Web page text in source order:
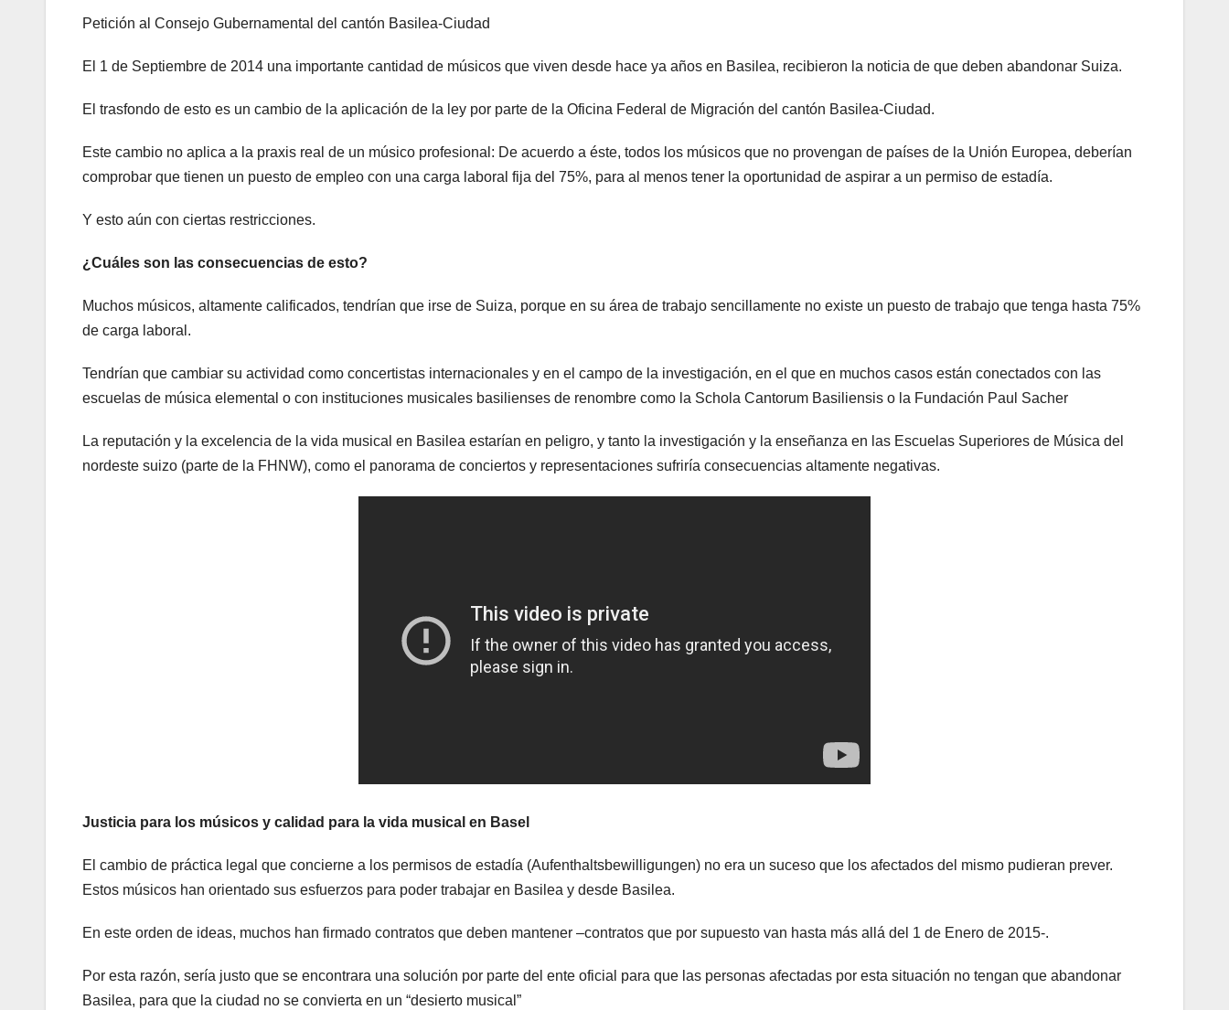
Petición al Consejo Gubernamental del cantón Basilea-Ciudad
El 1 de Septiembre de 2014 una importante cantidad de músicos que viven desde hace ya años en Basilea, recibieron la noticia de que deben abandonar Suiza.
El trasfondo de esto es un cambio de la aplicación de la ley por parte de la Oficina Federal de Migración del cantón Basilea-Ciudad.
Este cambio no aplica a la praxis real de un músico profesional: De acuerdo a éste, todos los músicos que no provengan de países de la Unión Europea, deberían
comprobar que tienen un puesto de empleo con una carga laboral fija del 75%, para al menos tener la oportunidad de aspirar a un permiso de estadía.
Y esto aún con ciertas restricciones.
¿Cuáles son las consecuencias de esto?
Muchos músicos, altamente calificados, tendrían que irse de Suiza, porque en su área de trabajo sencillamente no existe un puesto de trabajo que tenga hasta 75%
de carga laboral.
Tendrían que cambiar su actividad como concertistas internacionales y en el campo de la investigación, en el que en muchos casos están conectados con las
escuelas de música elemental o con instituciones musicales basilienses de renombre como la Schola Cantorum Basiliensis o la Fundación Paul Sacher
La reputación y la excelencia de la vida musical en Basilea estarían en peligro, y tanto la investigación y la enseñanza en las Escuelas Superiores de Música del
nordeste suizo (parte de la FHNW), como el panorama de conciertos y representaciones sufriría consecuencias altamente negativas.
Justicia para los músicos y calidad para la vida musical en Basel
El cambio de práctica legal que concierne a los permisos de estadía (Aufenthaltsbewilligungen) no era un suceso que los afectados del mismo pudieran prever.
Estos músicos han orientado sus esfuerzos para poder trabajar en Basilea y desde Basilea.
En este orden de ideas, muchos han firmado contratos que deben mantener –contratos que por supuesto van hasta más allá del 1 de Enero de 2015-.
Por esta razón, sería justo que se encontrara una solución por parte del ente oficial para que las personas afectadas por esta situación no tengan que abandonar
Basilea, para que la ciudad no se convierta en un “desierto musical”